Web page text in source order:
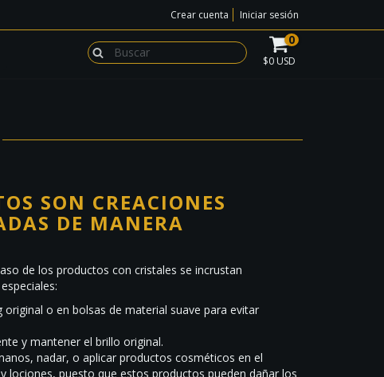
Crear cuenta Iniciar sesión
0
$0 USD
SON CREACIONES
DE MANERA
de los productos con cristales se incrustan
o en bolsas de material suave para evitar
y mantener el brillo original.
nadar, o aplicar productos cosméticos en el
lociones, puesto que estos productos pueden dañar los